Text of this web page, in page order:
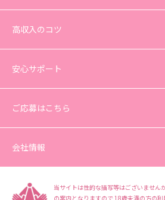
高収入のコツ
安心サポート
ご応募はこちら
会社情報
当サイトは性的な描写等はございません
の案内となりますので 18歳未満の方の利